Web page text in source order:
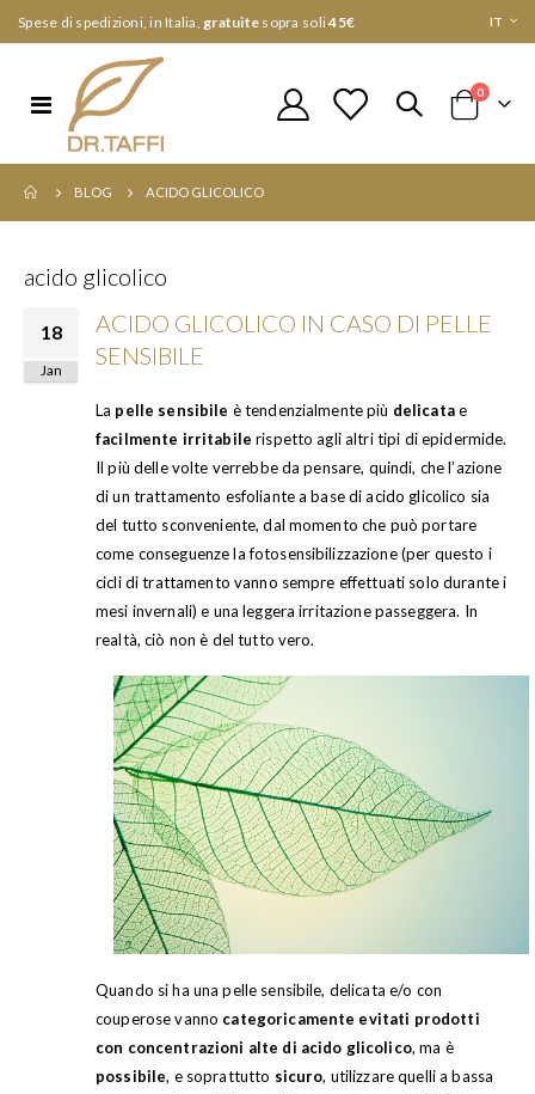
Spese di spedizioni, in Italia, gratuite sopra soli45€ Lingua
IT
Toggle
Nav
Cart
0elementi
BLOG ACIDO GLICOLICO
acido glicolico
18
Jan
ACIDO GLICOLICO IN CASO DI PELLE
SENSIBILE
La pelle sensibile è tendenzialmente più delicatae
facilmente irritabile rispetto agli altri tipi di epidermide.
Il più delle volte verrebbe da pensare, quindi, che l’azione
di un trattamento esfoliante a base di acido glicolico sia
del tutto sconveniente, dal momento che può portare
come conseguenze la fotosensibilizzazione (per questo i
cicli di trattamento vanno sempre effettuati solo durante i
mesi invernali) e una leggera irritazione passeggera. In
realtà, ciò non è del tutto vero.
Quando si ha una pelle sensibile, delicata e/o con
couperose vanno categoricamente evitati prodotti
con concentrazioni alte di acido glicolico, ma è
possibile, e soprattutto sicuro, utilizzare quelli a bassa